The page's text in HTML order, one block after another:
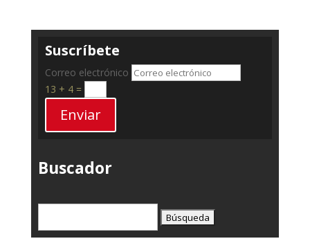
Suscríbete
Correo electrónico
13 + 4=
Enviar
Buscador